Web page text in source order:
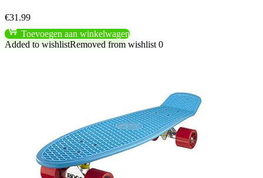
€31.99
Toevoegen aan winkelwagen
Added to wishlistRemoved from wishlist 0